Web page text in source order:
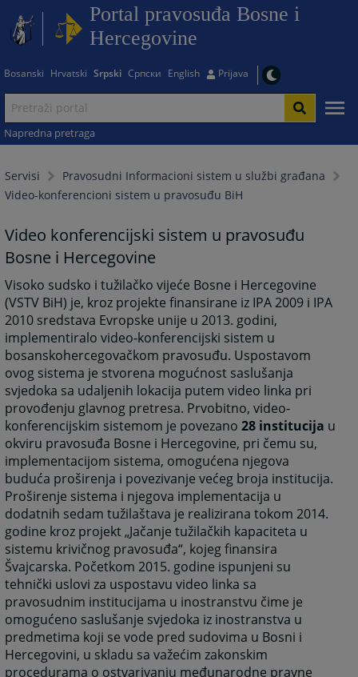
Portal pravosuđa Bosne i
Hercegovine
Bosanski Hrvatski Srpski Српски English Prijava
Napredna pretraga
Servisi
Pravosudni Informacioni sistem u službi građana
Video-konferencioni sistem u pravosuđu BiH
Video konferencijski sistem u pravosuđu
Bosne i Hercegovine
Visoko sudsko i tužilačko vijeće Bosne i Hercegovine
(VSTV BiH) je, kroz projekte finansirane iz IPA 2009 i IPA
2010 sredstava Evropske unije u 2013. godini,
implementiralo video-konferencijski sistem u
bosanskohercegovačkom pravosuđu. Uspostavom
ovog sistema je stvorena mogućnost saslušanja
svjedoka sa udaljenih lokacija putem video linka pri
provođenju glavnog pretresa. Prvobitno, video-
konferencijskim sistemom je povezano28 institucija u
okviru pravosuđa Bosne i Hercegovine, pri čemu su,
implementacijom sistema, omogućena njegova
buduća proširenja i povezivanje većeg broja institucija.
Proširenje sistema i njegova implementacija u
dodatnih sedam tužilaštava je realizirana tokom 2014.
godine kroz projekt „Jačanje tužilačkih kapaciteta u
sistemu krivičnog pravosuđa“, kojeg finansira
Švajcarska. Početkom 2015. godine ispunjeni su
tehnički uslovi za uspostavu video linka sa
pravosudnim institucijama u inostranstvu čime je
omogućeno saslušanje svjedoka iz inostranstva u
predmetima koji se vode pred sudovima u Bosni i
Hercegovini, u skladu sa važećim zakonskim
procedurama o ostvarivanju međunarodne pravne